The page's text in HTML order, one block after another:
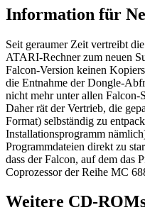
Information für
Seit geraumer Zeit vertreibt
ATARI-Rechner zum neuen
Falcon-Version keinen
die Entnahme der Dongle-
nicht mehr unter allen
Daher rät der Vertrieb, die
Format) selbständig zu
Installationsprogramm
Programmdateien direkt zu
dass der Falcon, auf dem das
Coprozessor der Reihe MC
Weitere CD-